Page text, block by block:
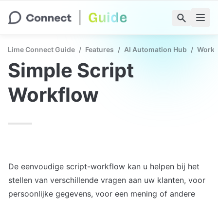
Lime Connect Guide / Features / AI Automation Hub /
Simple Script
Workflow
De eenvoudige script-workflow kan u helpen bij het
stellen van verschillende vragen aan uw klanten, voor
persoonlijke gegevens, voor een mening of andere